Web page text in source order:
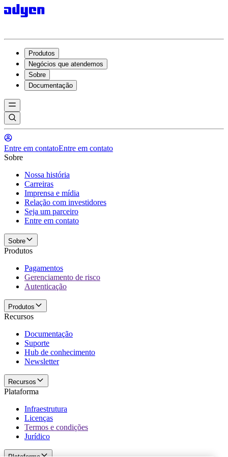
Produtos
Negócios que atendemos
Sobre
Documentação
Entre em contatoEntre em contato
Sobre
Nossa história
Carreiras
Imprensa e mídia
Relação com investidores
Seja um parceiro
Entre em contato
Sobre
Produtos
Pagamentos
Gerenciamento de risco
Autenticação
Produtos
Recursos
Documentação
Suporte
Hub de conhecimento
Newsletter
Recursos
Plataforma
Infraestrutura
Licenças
Termos e condições
Jurídico